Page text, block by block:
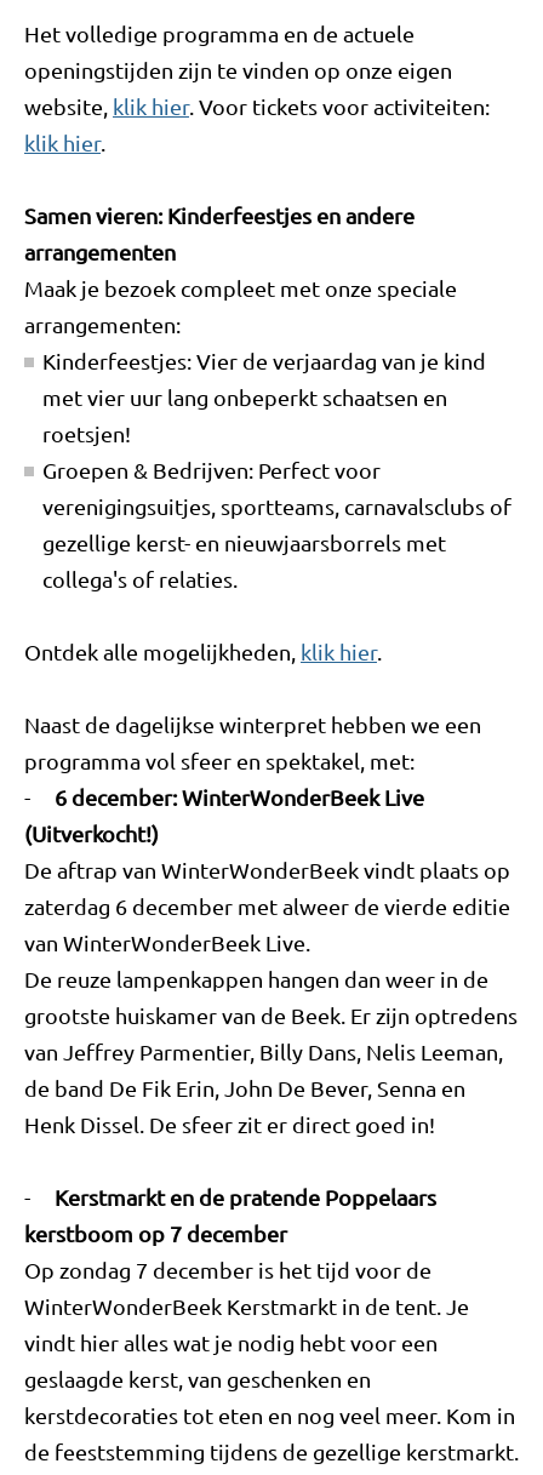
Het volledige programma en de actuele
openingstijden zijn te vinden op onze eigen
website, klik hier. Voor tickets voor activiteiten:
klik hier.
Samen vieren: Kinderfeestjes en andere
arrangementen
Maak je bezoek compleet met onze speciale
arrangementen:
Kinderfeestjes: Vier de verjaardag van je kind
met vier uur lang onbeperkt schaatsen en
roetsjen!
Groepen & Bedrijven: Perfect voor
verenigingsuitjes, sportteams, carnavalsclubs of
gezellige kerst- en nieuwjaarsborrels met
collega's of relaties.
Ontdek alle mogelijkheden, klik hier.
Naast de dagelijkse winterpret hebben we een
programma vol sfeer en spektakel, met:
- 6 december: WinterWonderBeek Live
(Uitverkocht!)
De aftrap van WinterWonderBeek vindt plaats op
zaterdag 6 december met alweer de vierde editie
van WinterWonderBeek Live.
De reuze lampenkappen hangen dan weer in de
grootste huiskamer van de Beek. Er zijn optredens
van Jeffrey Parmentier, Billy Dans, Nelis Leeman,
de band De Fik Erin, John De Bever, Senna en
Henk Dissel. De sfeer zit er direct goed in!
- Kerstmarkt en de pratende Poppelaars
kerstboom op 7 december
Op zondag 7 december is het tijd voor de
WinterWonderBeek Kerstmarkt in de tent. Je
vindt hier alles wat je nodig hebt voor een
geslaagde kerst, van geschenken en
kerstdecoraties tot eten en nog veel meer. Kom in
de feeststemming tijdens de gezellige kerstmarkt.